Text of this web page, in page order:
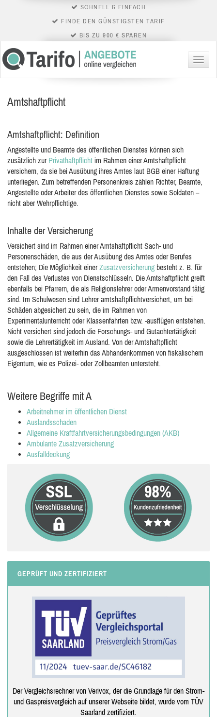
SCHNELL & EINFACH
FINDE DEN GÜNSTIGSTEN TARIF
BIS ZU 900 € SPAREN
Menü
Amtshaftpflicht
Amtshaftpflicht: Definition
Angestellte und Beamte des öffentlichen Dienstes können sich
zusätzlich zur Privathaftpflicht im Rahmen einer Amtshaftpflicht
versichern, da sie bei Ausübung ihres Amtes laut BGB einer Haftung
unterliegen. Zum betreffenden Personenkreis zählen Richter, Beamte,
Angestellte oder Arbeiter des öffentlichen Dienstes sowie Soldaten –
nicht aber Wehrpflichtige.
Inhalte der Versicherung
Versichert sind im Rahmen einer Amtshaftpflicht Sach- und
Personenschäden, die aus der Ausübung des Amtes oder Berufes
entstehen; Die Möglichkeit einerZusatzversicherung besteht z. B. für
den Fall des Verlustes von Dienstschlüsseln. Die Amtshaftpflicht greift
ebenfalls bei Pfarrern, die als Religionslehrer oder Armenvorstand tätig
sind. Im Schulwesen sind Lehrer amtshaftpflichtversichert, um bei
Schäden abgesichert zu sein, die im Rahmen von
Experimentalunterricht oder Klassenfahrten bzw. -ausflügen entstehen.
Nicht versichert sind jedoch die Forschungs- und Gutachtertätigkeit
sowie die Lehrertätigkeit im Ausland. Von der Amtshaftpflicht
ausgeschlossen ist weiterhin das Abhandenkommen von fiskalischem
Eigentum, wie es Polizei- oder Zollbeamten untersteht.
Weitere Begriffe mit A
Arbeitnehmer im öffentlichen Dienst
Auslandsschaden
Allgemeine Kraftfahrtversicherungsbedingungen (AKB)
Ambulante Zusatzversicherung
Ausfalldeckung
GEPRÜFT UND ZERTIFIZIERT
Der Vergleichsrechner von Verivox, der die Grundlage für den Strom-
und Gaspreisvergleich auf unserer Webseite bildet, wurde vom TÜV
Saarland zertifiziert.